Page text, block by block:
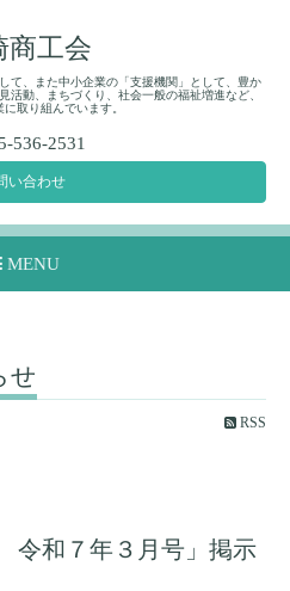
商工会
て、また中小企業の「支援機関」として、豊か
活動、まちづくり、社会一般の福祉増進など、
取り組んでいます。
536-2531
い合わせ
MENU
せ
RSS
令和７年３月号」掲示